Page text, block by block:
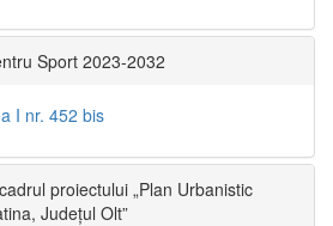
Sport 2023-2032
I nr. 452 bis
proiectului „Plan Urbanistic
Județul Olt”